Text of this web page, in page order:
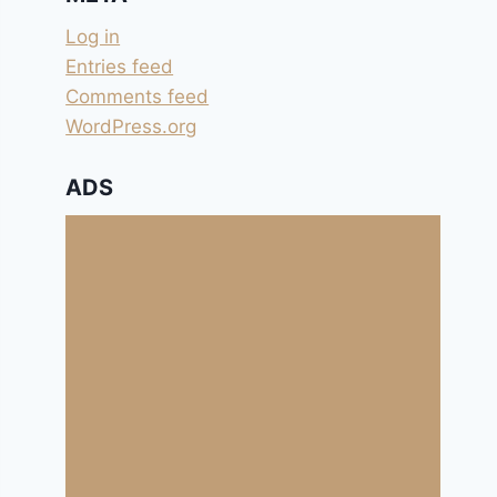
Log in
Entries feed
Comments feed
WordPress.org
ADS